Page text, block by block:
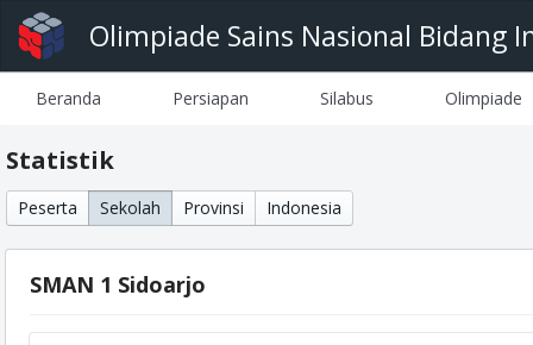
Olimpiade Sains Nasional Bidang
Beranda Persiapan Silabus Olimpiade
Statistik
Peserta Sekolah Provinsi Indonesia
SMAN 1 Sidoarjo